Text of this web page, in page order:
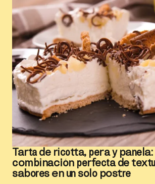
Tarta de ricotta, pera y
combinación perfecta de
sabores en un solo postre